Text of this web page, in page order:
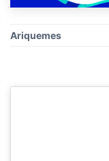
Ariquemes